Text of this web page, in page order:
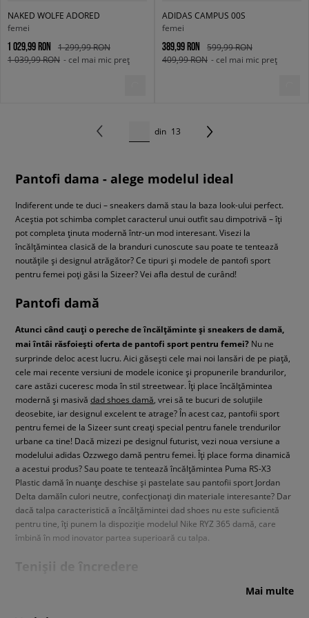
NAKED WOLFE ADORED
femei
1 029,99 RON
1 299,99 RON
1 039,99 RON - cel mai mic preț
ADIDAS CAMPUS 00S
femei
389,99 RON
599,99 RON
409,99 RON - cel mai mic preț
din 13
Pantofi dama - alege modelul ideal
Indiferent unde te duci – sneakers damă stau la baza look-ului perfect.
Aceștia pot schimba complet caracterul unui outfit sau dimpotrivă – îți
pot completa ținuta modernă într-un mod interesant. Visezi la
încălțămintea clasică de la branduri cunoscute sau poate te tentează
noutățile și designul atrăgător? Ce tipuri și modele de pantofi sport
pentru femei poți găsi la Sizeer? Vei afla destul de curând!
Pantofi damă
Atunci când cauți o pereche de încălțăminte și sneakers de damă,
mai întâi răsfoiești oferta de pantofi sport pentru femei? Nu ne
surprinde deloc acest lucru. Aici găsești cele mai noi lansări de pe piață,
cele mai recente versiuni de modele iconice și propunerile brandurilor,
care astăzi cuceresc moda în stil streetwear. Îți place încălțămintea
modernă și masivă dad shoes damă , vrei să te bucuri de soluțiile
deosebite, iar designul excelent te atrage? În acest caz, pantofii sport
pentru femei de la Sizeer sunt creați special pentru fanele trendurilor
urbane ca tine! Dacă mizezi pe designul futurist, vezi noua versiune a
modelului adidas Ozzwego damă pentru femei. Îți place forma dinamică
a acestui produs? Sau poate te tentează încălțămintea Puma RS-X3
Plastic damă în nuanțe deschise și pastelate sau pantofii sport Jordan
Delta damăîn culori neutre, confecționați din materiale interesante? Dar
dacă talpa caracteristică a încălțămintei dad shoes nu este suficientă
pentru tine, îți punem la dispoziție modelul Nike RYZ 365 damă, care
îmbină în mod inovator partea superioară cu talpa.
Tenișii de încredere
Vrei să înlocuiești pantofii sport preferați cu modele puțin mai ușoare?
Mai multe